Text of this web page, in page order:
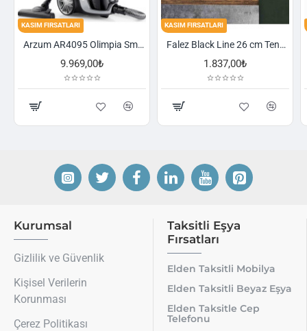
Arzum AR4095 Olimpia Smart Cyclone Filtreli Süpürge - Füme
KASIM FIRSATLARI
Falez Black Line 26 cm Tencere
KASIM
Kurumsal
Gizlilik ve Güvenlik
Kişisel Verilerin
Korunması
Çerez Politikası
Taksitli Eşya
Fırsatları
Elden Taksitli Mobilya
Elden Taksitli Beyaz Eşya
Elden Taksitle Cep
Telefonu